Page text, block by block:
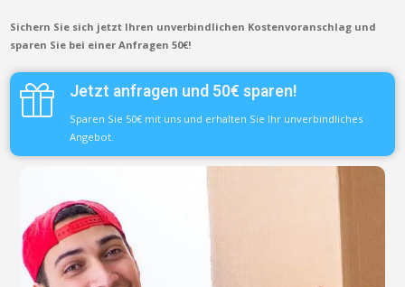
Sichern Sie sich jetzt Ihren unverbindlichen Kostenvoranschlag und
sparen Sie bei einer Anfragen 50€!
Jetzt anfragen und 50€ sparen!
Sparen Sie 50€ mit uns und erhalten Sie Ihr unverbindliches
Angebot.